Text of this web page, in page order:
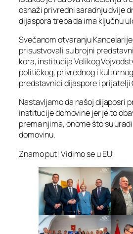
osnaži privredni saradnju dvije
dijaspora treba da ima ključnu
Svečanom otvaranju
prisustvovali su brojni
kora, institucija Velikog
političkog, privrednog i
predstavnici dijaspore i prijatelji
Nastavljamo da našoj dijaposri
institucije domovine jer je to
prema njima, onome što su
domovinu.
Znamo put! Vidimo se u EU!